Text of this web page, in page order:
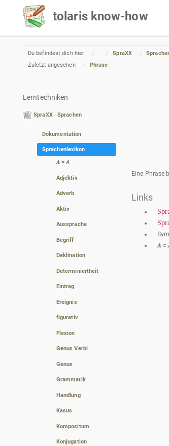
tolaris know-how
Du befindest dich hier HomeSpraXX
Zuletzt angesehen
Phrase
Lerntechniken
SpraXX | Sprachen
Dokumentation
Sprachenlexikon
𝑨 = 𝘈
Adjektiv
Adverb
Aktiv
Aussprache
Begriff
Deklination
Determiniertheit
Eintrag
Ereignis
figurativ
Flexion
Genus Verbi
Genus
Grammatik
Handlung
Kasus
Kompositum
Konjugation
Eine Phrase
Links
𝑨 =